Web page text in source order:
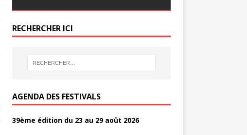
e
b
o
o
itt
er
ta
er
RECHERCHER ICI
AGENDA DES FESTIVALS
39ème édition du 23 au 29 août 2026